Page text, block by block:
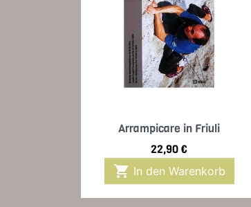
Vorschau
Arrampicare in Friuli
Preis
22,90 €
 In den Warenkorb